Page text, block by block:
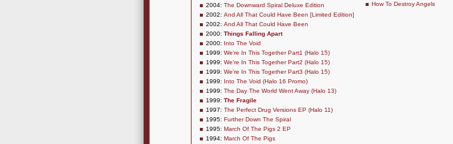
2004: The Downward Spiral Deluxe Edition
2002: And All That Could Have Been [Limited Edition]
2002: And All That Could Have Been
2000: Things Falling Apart
2000: Into The Void
1999: We're In This Together Part1 (Halo 15)
1999: We're In This Together Part2 (Halo 15)
1999: We're In This Together Part3 (Halo 15)
1999: Into The Void (Halo 16 Promo)
1999: The Day The World Went Away (Halo 13)
1999: The Fragile
1997: The Perfect Drug Versions EP (Halo 11)
1995: Further Down The Spiral
1995: March Of The Pigs 2 EP
1994: March Of The Pigs
How To Destroy Angels